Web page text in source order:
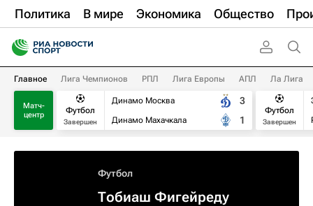
Политика В мире Экономика Общество
Главное Лига Чемпионов РПЛ Лига Европы АПЛ Ла Лига
Матч-
центр
Футбол
Завершен
Динамо Москва
Динамо Махачкала
3
1
Футбол
Завершен
Футбол
Тобиаш Фигейреду